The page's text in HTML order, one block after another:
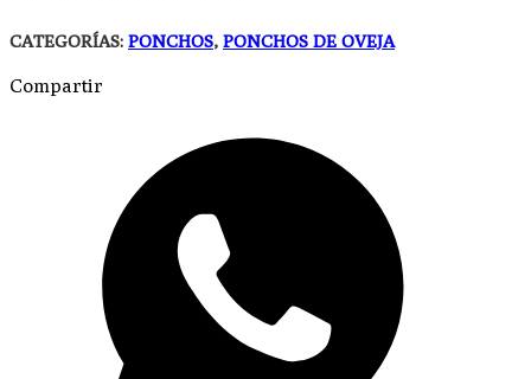
CATEGORÍAS: PONCHOS, PONCHOS DE OVEJA
Compartir